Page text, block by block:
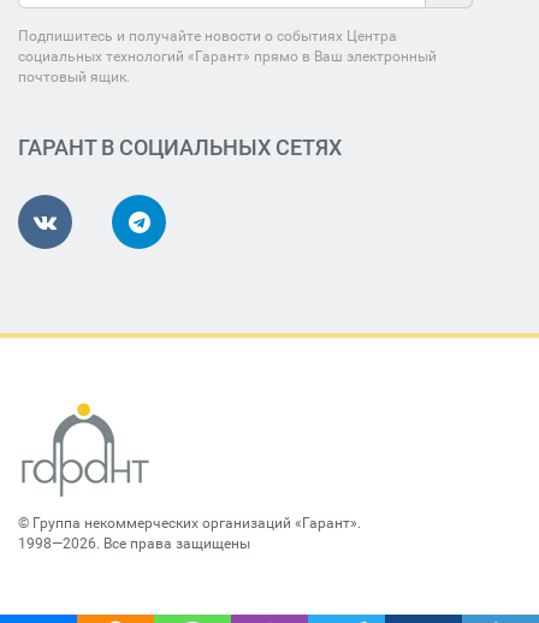
Подпишитесь и получайте новости о событиях Центра
социальных технологий «Гарант» прямо в Ваш электронный
почтовый ящик.
ГАРАНТ В СОЦИАЛЬНЫХ СЕТЯХ
© Группа некоммерческих организаций «Гарант».
1998—2026. Все права защищены